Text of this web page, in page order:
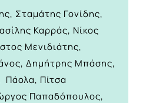
Σταμάτης Γονίδης,
Καρράς, Νίκος
Μενιδιάτης,
Δημήτρης Μπάσης,
Πάολα, Πίτσα
Παπαδόπουλος,